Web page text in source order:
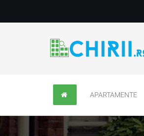
APARTAMENTE